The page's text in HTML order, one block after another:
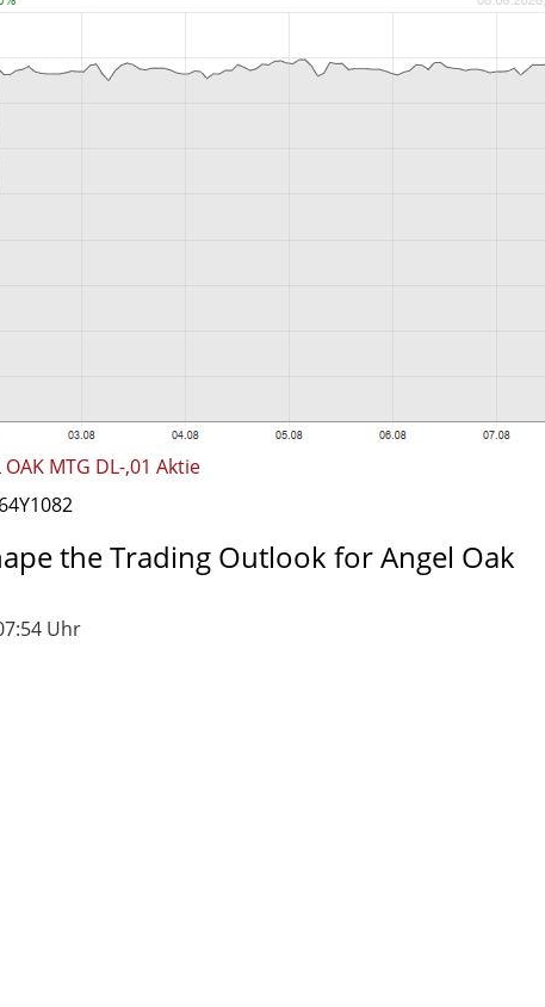
MTG DL-,01 Aktie
the Trading Outlook for Angel Oak
Uhr